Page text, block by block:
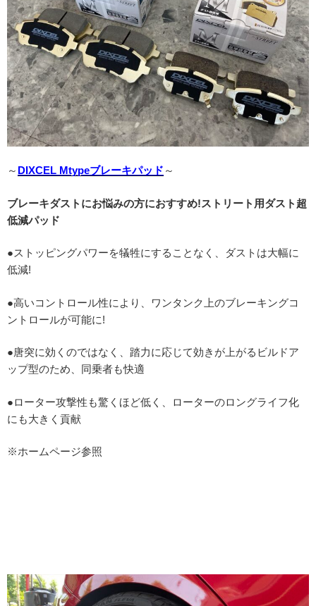
～ DIXCEL Mtypeブレーキパッド ～
ブレーキダストにお悩みの方におすすめ!ストリート用ダスト超
低減パッド
●ストッピングパワーを犠牲にすることなく、ダストは大幅に
低減!
●高いコントロール性により、ワンタンク上のブレーキングコ
ントロールが可能に!
●唐突に効くのではなく、踏力に応じて効きが上がるビルドア
ップ型のため、同乗者も快適
●ローター攻撃性も驚くほど低く、ローターのロングライフ化
にも大きく貢献
※ホームページ参照